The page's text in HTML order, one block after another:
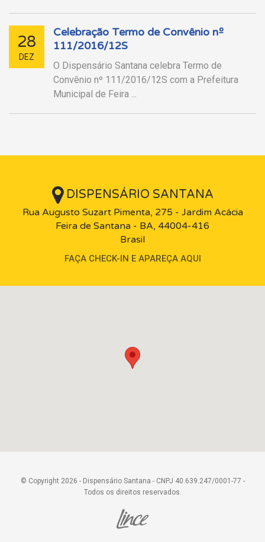
28
DEZ
Celebração Termo de Convênio nº
111/2016/12S
O Dispensário Santana celebra Termo de
Convênio nº 111/2016/12S com a Prefeitura
Municipal de Feira ...
DISPENSÁRIO SANTANA
Rua Augusto Suzart Pimenta, 275 - Jardim Acácia
Feira de Santana - BA, 44004-416
Brasil
FAÇA CHECK-IN E APAREÇA AQUI
© Copyright 2026 - Dispensário Santana - CNPJ 40.639.247/0001-77 -
Todos os direitos reservados.